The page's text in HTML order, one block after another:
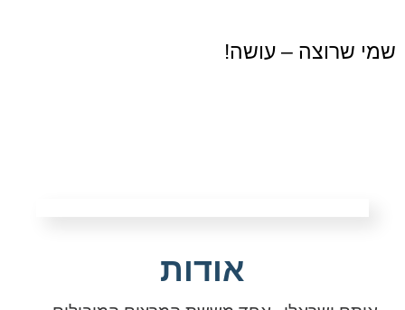
שמי שרוצה – עושה!
אודות